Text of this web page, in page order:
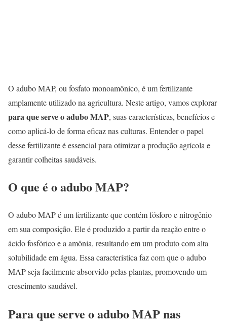
O adubo MAP, ou fosfato monoamônico, é um fertilizante
amplamente utilizado na agricultura. Neste artigo, vamos explorar
para que serve o adubo MAP, suas características, benefícios e
como aplicá-lo de forma eficaz nas culturas. Entender o papel
desse fertilizante é essencial para otimizar a produção agrícola e
garantir colheitas saudáveis.
O que é o adubo MAP?
O adubo MAP é um fertilizante que contém fósforo e nitrogênio
em sua composição. Ele é produzido a partir da reação entre o
ácido fosfórico e a amônia, resultando em um produto com alta
solubilidade em água. Essa característica faz com que o adubo
MAP seja facilmente absorvido pelas plantas, promovendo um
crescimento saudável.
Para que serve o adubo MAP nas